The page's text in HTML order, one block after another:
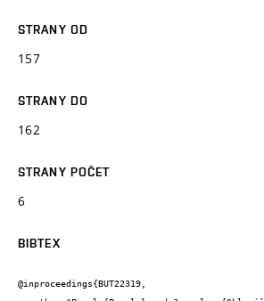
STRANY OD
157
STRANY DO
162
STRANY POČET
6
BIBTEX
@inproceedings{BUT22319,